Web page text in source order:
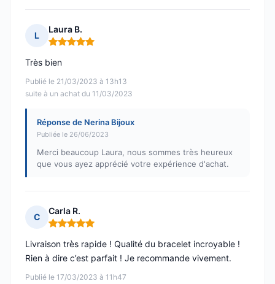
L
Laura B.
Note : 5 sur 5
Publié le 21/03/2023 à 13h13
suite à un achat du 11/03/2023
Très bien
Réponse de Nerina Bijoux
Publiée le 26/06/2023
Merci beaucoup Laura, nous sommes très heureux
que vous ayez apprécié votre expérience d'achat.
C
Carla R.
Note : 5 sur 5
Publié le 17/03/2023 à 11h47
Livraison très rapide ! Qualité du bracelet incroyable !
Rien à dire c’est parfait ! Je recommande vivement.